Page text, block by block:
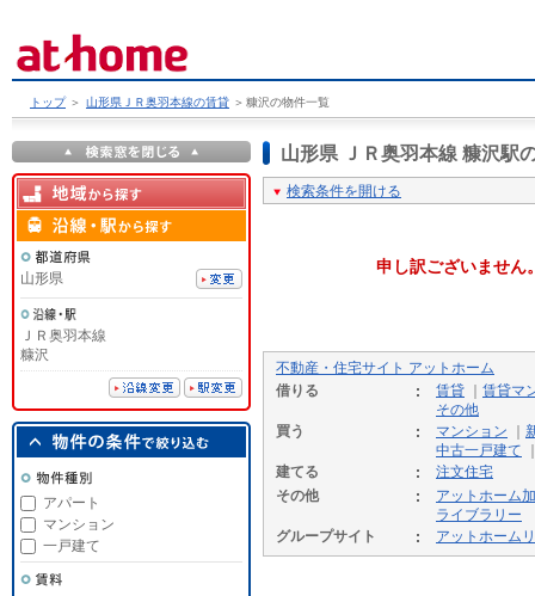
トップ ＞ 山形県ＪＲ奥羽本線の賃貸 ＞ 糠沢の物件一覧
山形県 ＪＲ奥羽本線 糠沢駅
検索条件を開ける
申し訳ございません
不動産・住宅サイト アットホーム
借りる
賃貸
賃貸マ
その他
買う
マンション
中古一戸建て
建てる
注文住宅
その他
アットホーム
ライブラリー
グループサイト
アットホーム
山形県
ＪＲ奥羽本線
糠沢
アパート
マンション
一戸建て